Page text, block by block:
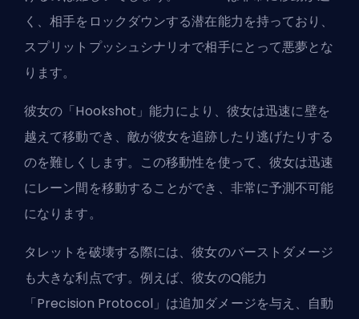
く、相手をロックダウンする潜在能力を持っており、
スプリットプッシュシナリオで相手にとって悪夢とな
ります。
彼女の「Hookshot」能力により、彼女は迅速に壁を
越えて移動でき、敵が彼女を追跡したり逃げたりする
のを難しくします。この移動性を使って、彼女は迅速
にレーン間を移動することができ、非常に予測不可能
になります。
タレットを破壊する際には、彼女のバーストダメージ
も大きな利点です。例えば、彼女のQ能力
「Precision Protocol」は追加ダメージを与え、自動